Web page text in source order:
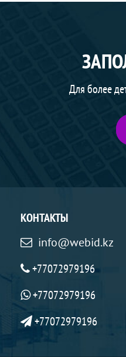
Для более
КОНТАКТЫ
info@webid.kz
+77072979196
+77072979196
+77072979196